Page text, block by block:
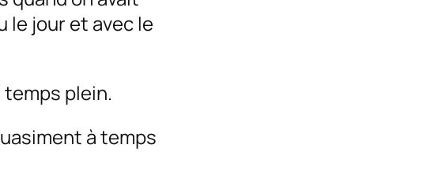
le jour et avec le
temps plein.
à temps